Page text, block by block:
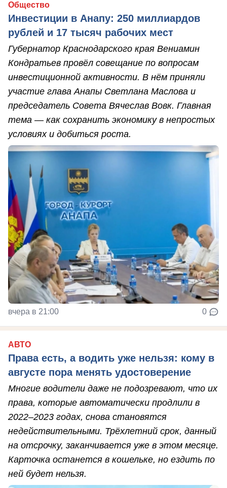
Общество
Инвестиции в Анапу: 250 миллиардов
рублей и 17 тысяч рабочих мест
Губернатор Краснодарского края Вениамин
Кондратьев провёл совещание по вопросам
инвестиционной активности. В нём приняли
участие глава Анапы Светлана Маслова и
председатель Совета Вячеслав Вовк. Главная
тема — как сохранить экономику в непростых
условиях и добиться роста.
вчера в 21:00 0
АВТО
Права есть, а водить уже нельзя: кому в
августе пора менять удостоверение
Многие водители даже не подозревают, что их
права, которые автоматически продлили в
2022–2023 годах, снова становятся
недействительными. Трёхлетний срок, данный
на отсрочку, заканчивается уже в этом месяце.
Карточка останется в кошельке, но ездить по
ней будет нельзя.